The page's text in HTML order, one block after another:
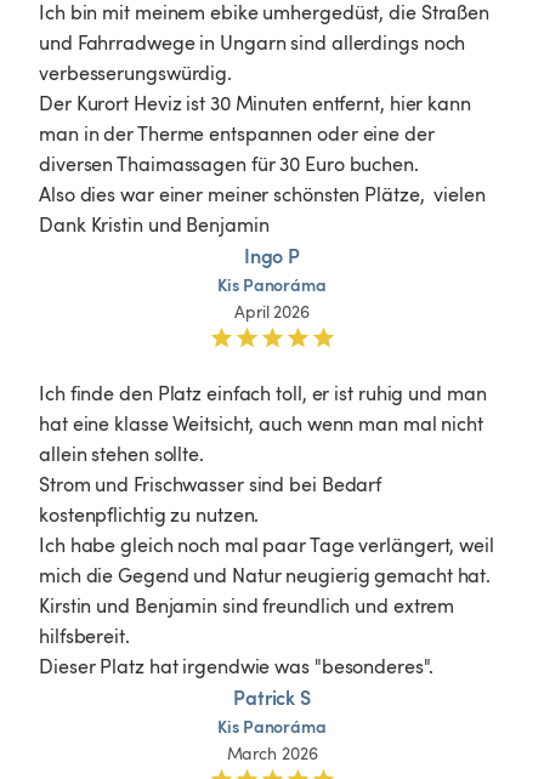
Ich bin mit meinem ebike umhergedüst, die Straßen
und Fahrradwege in Ungarn sind allerdings noch
verbesserungswürdig.
Der Kurort Heviz ist 30 Minuten entfernt, hier kann
man in der Therme entspannen oder eine der
diversen Thaimassagen für 30 Euro buchen.
Also dies war einer meiner schönsten Plätze,  vielen
Dank Kristin und Benjamin
Ingo P
Kis Panoráma
April 2026
Ich finde den Platz einfach toll, er ist ruhig und man
hat eine klasse Weitsicht, auch wenn man mal nicht
allein stehen sollte.
Strom und Frischwasser sind bei Bedarf
kostenpflichtig zu nutzen.
Ich habe gleich noch mal paar Tage verlängert, weil
mich die Gegend und Natur neugierig gemacht hat.
Kirstin und Benjamin sind freundlich und extrem
hilfsbereit.
Dieser Platz hat irgendwie was "besonderes".
Patrick S
Kis Panoráma
March 2026